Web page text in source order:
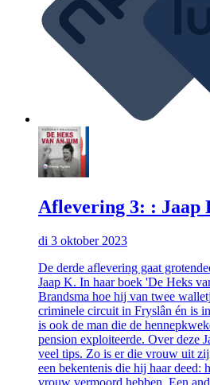
Aflevering 3: : Jaap
di 3 oktober 2023
De derde aflevering gaat
Jaap K. In haar boek 'De Heks
Brandsma hoe hij van twee
criminele circuit in Fryslân én is
is ook de man die de
pension exploiteerde. Over deze
veel tips. Zo is er die vrouw uit
een bekentenis die hij haar deed:
vrouw vermoord hebben. Een